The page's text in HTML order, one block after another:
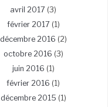
avril 2017 (3)
février 2017 (1)
décembre 2016 (2)
octobre 2016 (3)
juin 2016 (1)
février 2016 (1)
décembre 2015 (1)